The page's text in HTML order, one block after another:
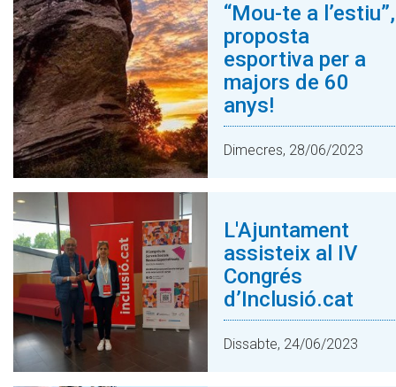
“Mou-te a l’estiu”,
proposta
esportiva per a
majors de 60
anys!
Dimecres, 28/06/2023
L'Ajuntament
assisteix al IV
Congrés
d’Inclusió.cat
Dissabte, 24/06/2023